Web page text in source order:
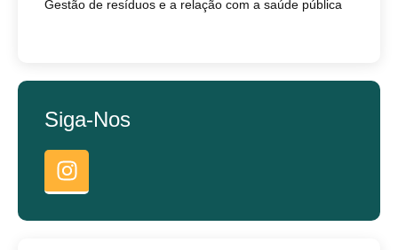
Gestão de resíduos e a relação com a saúde pública
Siga-Nos